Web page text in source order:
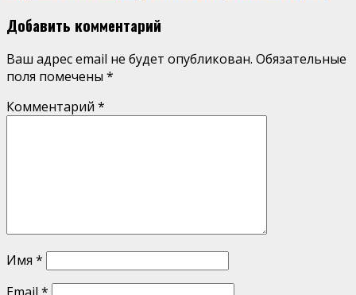
Добавить комментарий
Ваш адрес email не будет опубликован. Обязательные
поля помечены *
Комментарий *
Имя *